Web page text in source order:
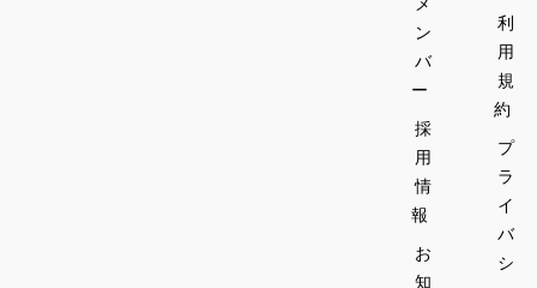
ン
バ
ー
採
用
情
報
お
知
利
用
規
約
プ
ラ
イ
バ
シ